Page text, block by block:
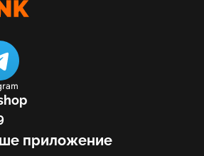
приложение